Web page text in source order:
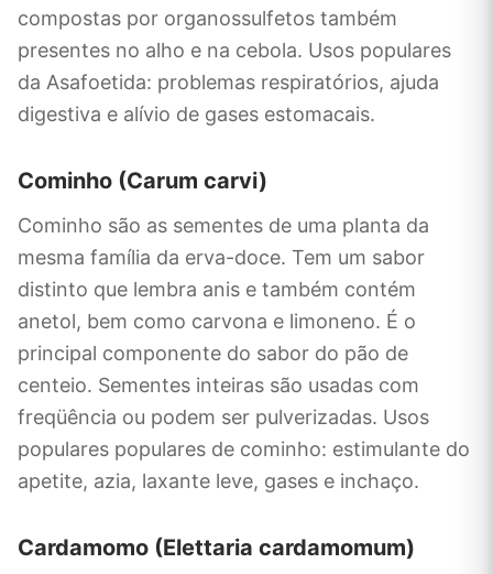
compostas por organossulfetos também
presentes no alho e na cebola. Usos populares
da Asafoetida: problemas respiratórios, ajuda
digestiva e alívio de gases estomacais.
Cominho (Carum carvi)
Cominho são as sementes de uma planta da
mesma família da erva-doce. Tem um sabor
distinto que lembra anis e também contém
anetol, bem como carvona e limoneno. É o
principal componente do sabor do pão de
centeio. Sementes inteiras são usadas com
freqüência ou podem ser pulverizadas. Usos
populares populares de cominho: estimulante do
apetite, azia, laxante leve, gases e inchaço.
Cardamomo (Elettaria cardamomum)